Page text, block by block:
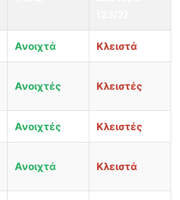
Ανοιχτά Κλειστά
Ανοιχτές Κλειστές
Ανοιχτές Κλειστές
Ανοιχτά Κλειστά